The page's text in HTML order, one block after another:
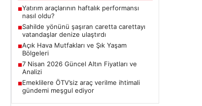
■Yatırım araçlarının haftalık performansı
nasıl oldu?
■Sahilde yönünü şaşıran caretta carettayı
vatandaşlar denize ulaştırdı
■Açık Hava Mutfakları ve Şık Yaşam
Bölgeleri
■7 Nisan 2026 Güncel Altın Fiyatları ve
Analizi
■Emeklilere ÖTV’siz araç verilme ihtimali
gündemi meşgul ediyor